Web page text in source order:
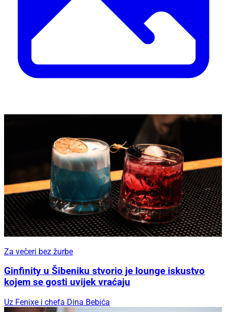
Za večeri bez žurbe
Ginfinity u Šibeniku stvorio je lounge iskustvo
kojem se gosti uvijek vraćaju
Uz Fenixe i chefa Dina Bebića